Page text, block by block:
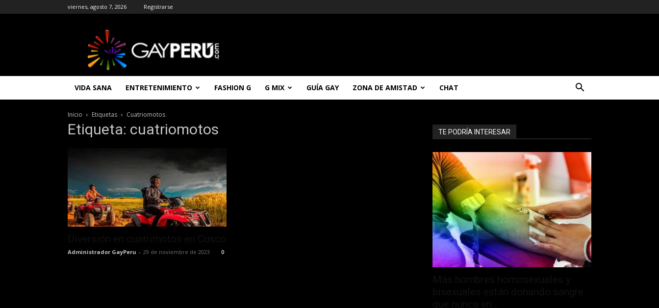
viernes, agosto 7, 2026 Registrarse
|
Entretenimiento
Noticias
Chat
Gay
Gratis
VIDA SANA ENTRETENIMIENTO FASHION G G MIX GUÍA GAY ZONA DE AMISTAD CHAT
Inicio Etiquetas Cuatriomotos
Etiqueta: cuatriomotos
Administrador GayPeru - 29 de noviembre de 2023 0
TE PODRÍA INTERESAR